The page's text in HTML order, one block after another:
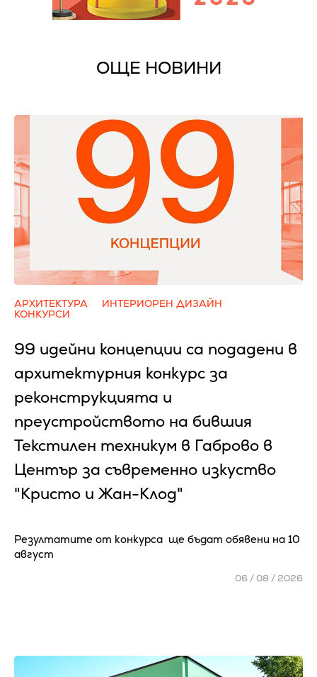
ОЩЕ НОВИНИ
АРХИТЕКТУРА
ИНТЕРИОРЕН ДИЗАЙН
КОНКУРСИ
99 идейни концепции са подадени в
архитектурния конкурс за
реконструкцията и
преустройството на бившия
Текстилен техникум в Габрово в
Център за съвременно изкуство
"Кристо и Жан-Клод"
Резултатите от конкурса ще бъдат обявени на 10
август
06 / 08 / 2026